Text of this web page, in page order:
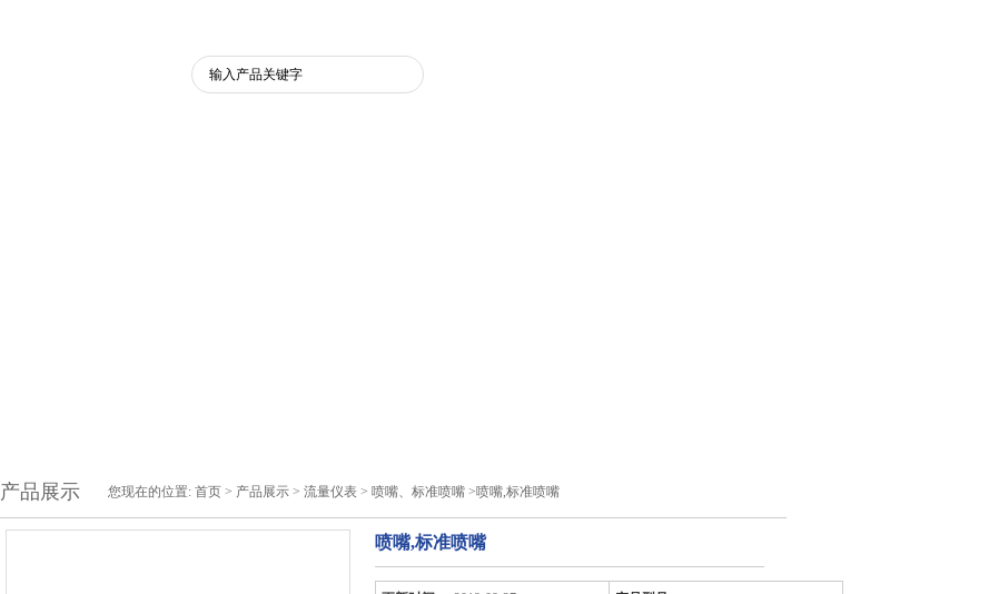
产品展示 您现在的位置: 首页 > 产品展示 > 流量仪表 > 喷嘴、标准喷嘴 >喷嘴,标准喷嘴
喷嘴,标准喷嘴